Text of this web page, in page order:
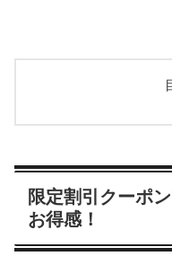
限定割引クーポ
お得感！